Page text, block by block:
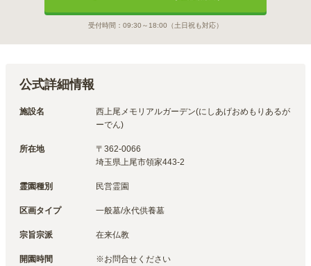
受付時間： 09:30～18:00 （土日祝も対応）
公式詳細情報
施設名
西上尾メモリアルガーデン(にしあげおめもりあるが
ーでん)
所在地 〒 362-0066
埼玉県上尾市領家443-2
霊園種別 民営霊園
区画タイプ 一般墓/永代供養墓
宗旨宗派 在来仏教
開園時間 ※お問合せください